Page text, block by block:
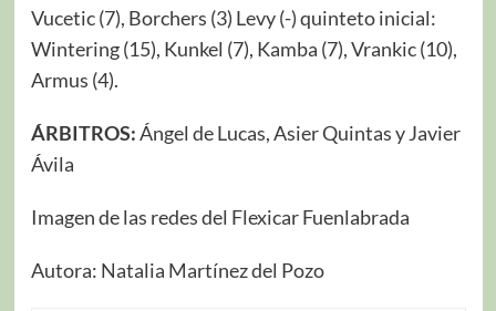
Vucetic (7), Borchers (3) Levy (-) quinteto inicial:
Wintering (15), Kunkel (7), Kamba (7), Vrankic (10),
Armus (4).
ÁRBITROS:Ángel de Lucas, Asier Quintas y Javier
Ávila
Imagen de las redes del Flexicar Fuenlabrada
Autora: Natalia Martínez del Pozo